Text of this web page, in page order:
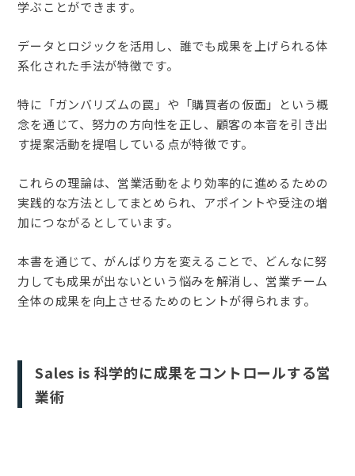
学ぶことができます。
データとロジックを活用し、誰でも成果を上げられる体
系化された手法が特徴です。
特に「ガンバリズムの罠」や「購買者の仮面」という概
念を通じて、努力の方向性を正し、顧客の本音を引き出
す提案活動を提唱している点が特徴です。
これらの理論は、営業活動をより効率的に進めるための
実践的な方法としてまとめられ、アポイントや受注の増
加につながるとしています。
本書を通じて、がんばり方を変えることで、どんなに努
力しても成果が出ないという悩みを解消し、営業チーム
全体の成果を向上させるためのヒントが得られます。
Sales is 科学的に成果をコントロールする営
業術